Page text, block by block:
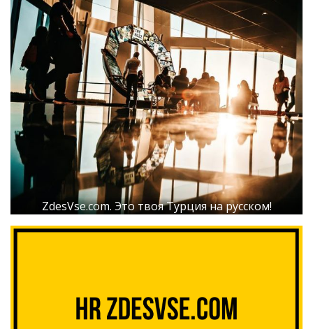
ZdesVse.com. Это твоя Турция на русском!